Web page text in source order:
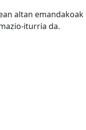
altan
iturria da.